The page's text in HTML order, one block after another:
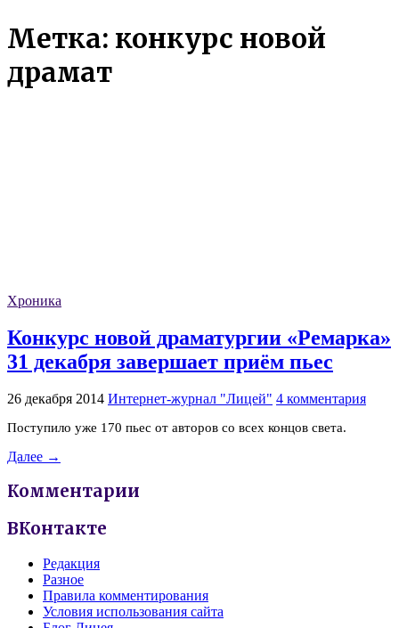
Метка: конкурс новой
драмат
Хроника
Конкурс новой драматургии «Ремарка»
31 декабря завершает приём пьес
26 декабря 2014 Интернет-журнал "Лицей" 4 комментария
Поступило уже 170 пьес от авторов со всех концов света.
Далее →
Комментарии
ВКонтакте
Редакция
Разное
Правила комментирования
Условия использования сайта